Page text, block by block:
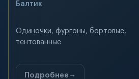
Балтик
Одиночки, фургоны, бортовые,
тентованные
Подробнее